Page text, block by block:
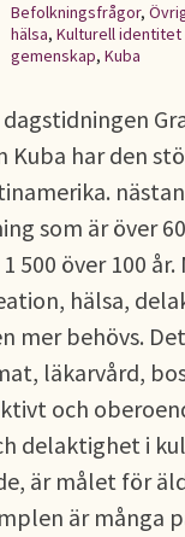
Befolkningsfrågor,
hälsa, Kulturell identitet
gemenskap, Kuba
Kuba har den
som är över
500 över 100
hälsa,
mer behövs.
läkarvård,
och
delaktighet i
är målet för
är många